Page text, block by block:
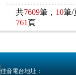
共7609筆， 10筆/
761 頁
佳音電台地址：